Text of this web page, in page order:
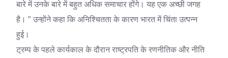
बारे में उनके बारे में बहुत अधिक समाचार होंगे। यह एक अच्छी जगह
है। ” उन्होंने कहा कि अनिश्चितता के कारण भारत में चिंता उत्पन्न
हुई।
ट्रम्प के पहले कार्यकाल के दौरान राष्ट्रपति के रणनीतिक और नीति